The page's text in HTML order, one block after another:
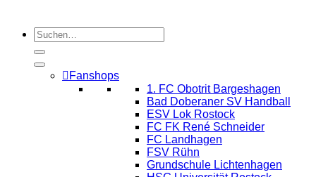
Fanshops
1. FC Obotrit Bargeshagen
Bad Doberaner SV Handball
ESV Lok Rostock
FC FK René Schneider
FC Landhagen
FSV Rühn
Grundschule Lichtenhagen